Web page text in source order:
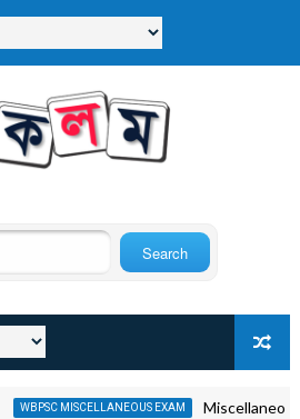
MISCELLANEOUS EXAM Miscellaneous